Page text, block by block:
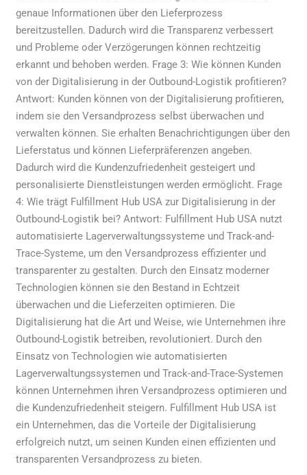
genaue Informationen über den Lieferprozess
bereitzustellen. Dadurch wird die Transparenz verbessert
und Probleme oder Verzögerungen können rechtzeitig
erkannt und behoben werden. Frage 3: Wie können Kunden
von der Digitalisierung in der Outbound-Logistik profitieren?
Antwort: Kunden können von der Digitalisierung profitieren,
indem sie den Versandprozess selbst überwachen und
verwalten können. Sie erhalten Benachrichtigungen über den
Lieferstatus und können Lieferpräferenzen angeben.
Dadurch wird die Kundenzufriedenheit gesteigert und
personalisierte Dienstleistungen werden ermöglicht. Frage
4: Wie trägt Fulfillment Hub USA zur Digitalisierung in der
Outbound-Logistik bei? Antwort: Fulfillment Hub USA nutzt
automatisierte Lagerverwaltungssysteme und Track-and-
Trace-Systeme, um den Versandprozess effizienter und
transparenter zu gestalten. Durch den Einsatz moderner
Technologien können sie den Bestand in Echtzeit
überwachen und die Lieferzeiten optimieren. Die
Digitalisierung hat die Art und Weise, wie Unternehmen ihre
Outbound-Logistik betreiben, revolutioniert. Durch den
Einsatz von Technologien wie automatisierten
Lagerverwaltungssystemen und Track-and-Trace-Systemen
können Unternehmen ihren Versandprozess optimieren und
die Kundenzufriedenheit steigern. Fulfillment Hub USA ist
ein Unternehmen, das die Vorteile der Digitalisierung
erfolgreich nutzt, um seinen Kunden einen effizienten und
transparenten Versandprozess zu bieten.